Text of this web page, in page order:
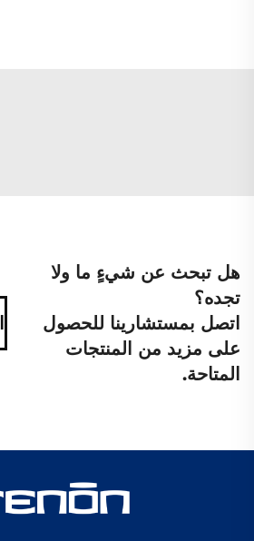
هل تبحث عن شيءٍ ما ولا
تجده؟
اتصل بمستشارينا للحصول
على مزيد من المنتجات
المتاحة.